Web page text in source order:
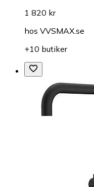
1 820 kr
hos VVSMAX.se
+10 butiker